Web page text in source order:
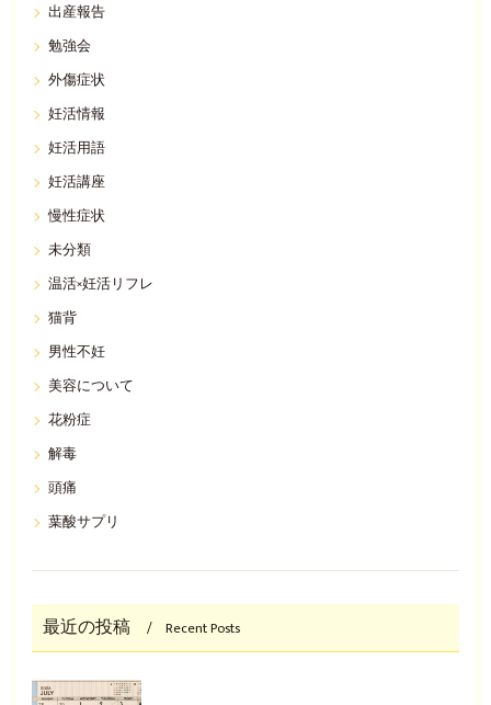
出産報告
勉強会
外傷症状
妊活情報
妊活用語
妊活講座
慢性症状
未分類
温活×妊活リフレ
猫背
男性不妊
美容について
花粉症
解毒
頭痛
葉酸サプリ
最近の投稿 Recent Posts